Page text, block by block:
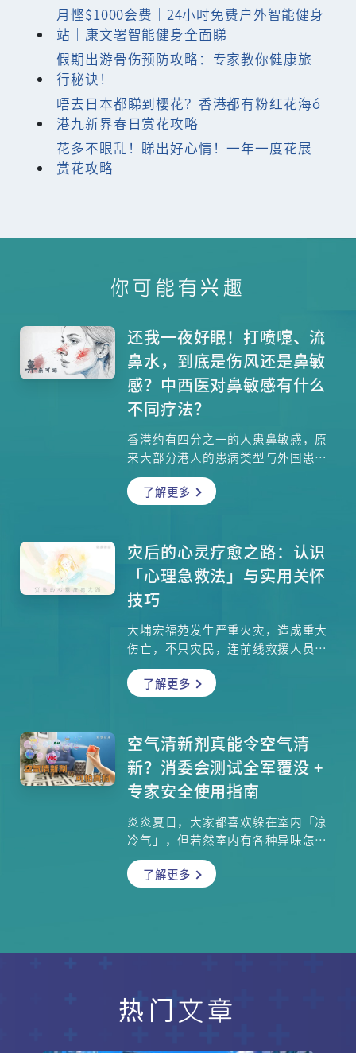
月悭$1000会费｜24小时免费户外智能健身
站｜康文署智能健身全面睇
假期出游骨伤预防攻略：专家教你健康旅
行秘诀！
唔去日本都睇到樱花？香港都有粉红花海ó
港九新界春日赏花攻略
花多不眼乱！睇出好心情！一年一度花展
赏花攻略
你可能有兴趣
还我一夜好眠！打喷嚏、流
鼻水，到底是伤风还是鼻敏
感？中西医对鼻敏感有什么
不同疗法？
香港约有四分之一的人患鼻敏感，原
来大部分港人的患病类型与外国患者
并不一样。虽然症状只是打喷嚏、流
鼻水，对日常生活也会造成颇大影
致鼻水倒流，大大影响睡眠质素，有
什么方法可以关掉鼻子的水龙头，还
给患者一夜好眠？治疗方面，服用抗
敏药、喷鼻剂、洗鼻、针灸，甚至手
术，哪些病人适合使用哪种疗法？
了解更多
灾后的心灵疗愈之路：认识
「心理急救法」与实用关怀
技巧
大埔宏福苑发生严重火灾，造成重大
伤亡，不只灾民，连前线救援人员与
广大市民都承受着巨大的心理冲击。
本文整理了香港红十字会临床心理学
一套清晰、易操作的步骤，教您如何
在灾难发生后为身边人提供即时、有
效的心理支援。学习这些技巧，不仅
能帮助受灾者稳定情绪，更是社区集
体疗愈、共建心理韧性的关键。
了解更多
空气清新剂真能令空气清
新？消委会测试全军覆没 +
专家安全使用指南
炎炎夏日，大家都喜欢躲在室内「凉
冷气」，但若然室内有各种异味怎么
办？许多人会立刻拿出空气清新剂喷
洒，瞬间香气扑鼻，彷佛问题迎刃而
了解更多
热门文章